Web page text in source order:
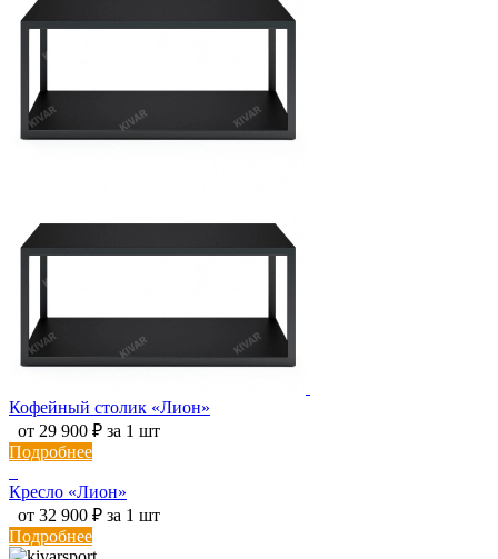
Кофейный столик «Лион»
от 29 900 ₽ за 1 шт
Подробнее
Кресло «Лион»
от 32 900 ₽ за 1 шт
Подробнее